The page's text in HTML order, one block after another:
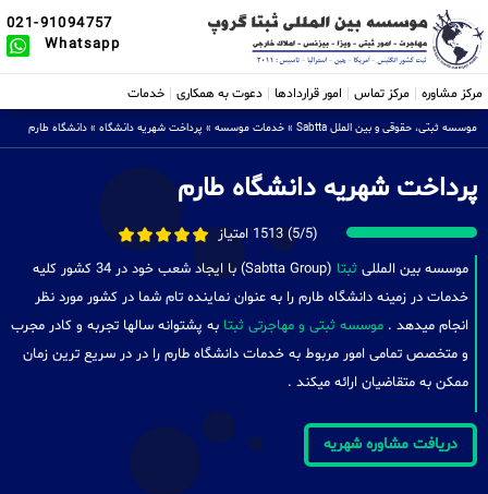
021-91094757
Whatsapp
مرکز مشاوره مرکز تماس امور قراردادها دعوت به همکاری خدمات
موسسه ثبتی، حقوقی و بین الملل Sabtta » خدمات موسسه » پرداخت شهریه دانشگاه » دانشگاه طارم
پرداخت شهریه دانشگاه طارم
(5/5) 1513 امتیاز
موسسه بین المللی ثبتا
(Sabtta Group) با ایجاد شعب خود در 34 کشور کلیه
خدمات در زمینه دانشگاه طارم را به عنوان نماینده تام شما در کشور مورد نظر
انجام میدهد . موسسه ثبتی و مهاجرتی ثبتا به پشتوانه سالها تجربه و کادر مجرب
و متخصص تمامی امور مربوط به خدمات دانشگاه طارم را در در سریع ترین زمان
ممکن به متقاضیان ارائه میکند .
دریافت مشاوره شهریه